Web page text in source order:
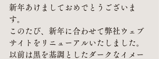
新年あけましておめでとうございま
す。
このたび、新年に合わせて弊社ウェブ
サイトをリニューアルいたしました。
以前は黒を基調としたダークなイメー